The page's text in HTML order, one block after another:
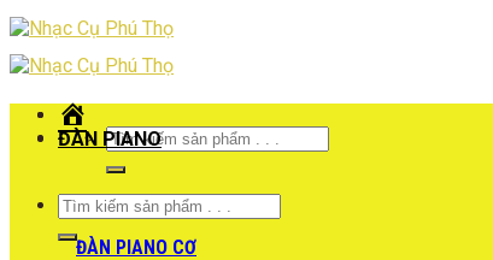
Skip
to
content
Tìm
kiếm:
Tìm
kiếm:
Trang
chủ
ĐÀN PIANO
ĐÀN PIANO CƠ